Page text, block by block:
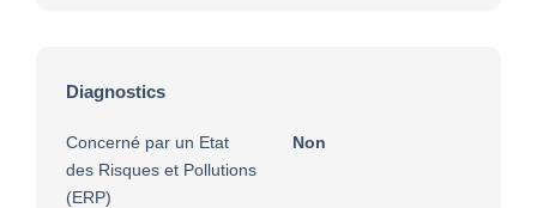
Diagnostics
Concerné par un Etat
des Risques et Pollutions
(ERP)
Non